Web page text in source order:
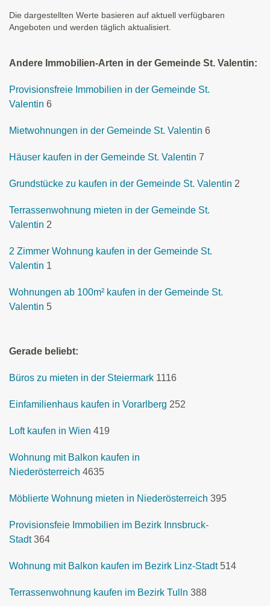
Die dargestellten Werte basieren auf aktuell verfügbaren
Angeboten und werden täglich aktualisiert.
Andere Immobilien-Arten in der Gemeinde St. Valentin:
Provisionsfreie Immobilien in der Gemeinde St.
Valentin 6
Mietwohnungen in der Gemeinde St. Valentin 6
Häuser kaufen in der Gemeinde St. Valentin 7
Grundstücke zu kaufen in der Gemeinde St. Valentin 2
Terrassenwohnung mieten in der Gemeinde St.
Valentin 2
2 Zimmer Wohnung kaufen in der Gemeinde St.
Valentin 1
Wohnungen ab 100m² kaufen in der Gemeinde St.
Valentin 5
Gerade beliebt:
Büros zu mieten in der Steiermark 1116
Einfamilienhaus kaufen in Vorarlberg 252
Loft kaufen in Wien 419
Wohnung mit Balkon kaufen in
Niederösterreich 4635
Möblierte Wohnung mieten in Niederösterreich 395
Provisionsfeie Immobilien im Bezirk Innsbruck-
Stadt 364
Wohnung mit Balkon kaufen im Bezirk Linz-Stadt 514
Terrassenwohnung kaufen im Bezirk Tulln 388